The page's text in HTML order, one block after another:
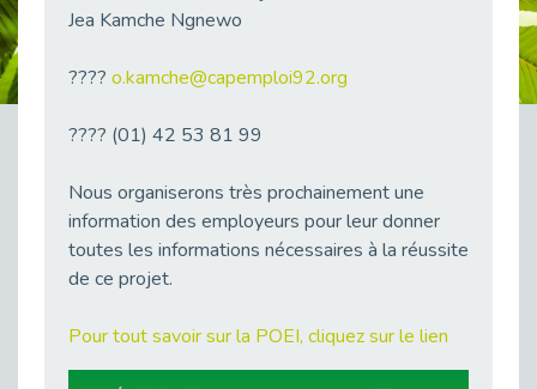
Publié le 01/05/2026
Témoignage : Le parcours de Marc, 44 ans
Publié le 30/04/2026
Optimiser son CV lorsqu’on est en situation de handicap
Publié le 29/04/2026
28 avril : Agir ensemble pour une culture de prévention au travail
Publié le 27/04/2026
Mobilisation pour l’alternance et le handicap
Publié le 24/04/2026
Jea Kamche Ngnewo
???? o.kamche@capemploi92.org
???? (01) 42 53 81 99
Nous organiserons très prochainement une
information des employeurs pour leur donner
toutes les informations nécessaires à la réussite
de ce projet.
Pour tout savoir sur la POEI, cliquez sur le lien